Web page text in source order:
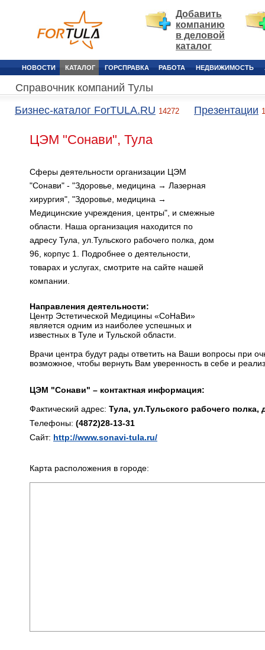
Добавить
компанию
в деловой
каталог
НОВОСТИ КАТАЛОГ ГОРСПРАВКА РАБОТА НЕДВИЖИМОСТЬ
Справочник компаний Тулы
Бизнес-каталог ForTULA.RU 14272 Презентации
ЦЭМ "Сонави", Тула
Сферы деятельности организации ЦЭМ
"Сонави" - "Здоровье, медицина → Лазерная
хирургия", "Здоровье, медицина →
Медицинские учреждения, центры", и смежные
области. Наша организация находится по
адресу Тула, ул.Тульского рабочего полка, дом
96, корпус 1. Подробнее о деятельности,
товарах и услугах, смотрите на сайте нашей
компании.
Направления деятельности:
Центр Эстетической Медицины «СоНаВи»
является одним из наиболее успешных и
известных в Туле и Тульской области.
Врачи центра будут рады ответить на Ваши вопросы при
возможное, чтобы вернуть Вам уверенность в себе и
ЦЭМ "Сонави" – контактная информация:
Фактический адрес: Тула, ул.Тульского рабочего полка,
Телефоны: (4872)28-13-31
Сайт: http://www.sonavi-tula.ru/
Карта расположения в городе: